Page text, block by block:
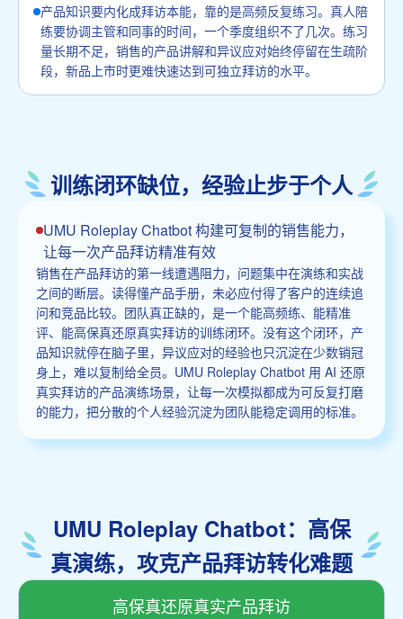
产品知识要内化成拜访本能，靠的是高频反复练习。真人陪
练要协调主管和同事的时间，一个季度组织不了几次。练习
量长期不足，销售的产品讲解和异议应对始终停留在生疏阶
段，新品上市时更难快速达到可独立拜访的水平。
训练闭环缺位，经验止步于个人
UMU Roleplay Chatbot 构建可复制的销售能力，
让每一次产品拜访精准有效
销售在产品拜访的第一线遭遇阻力，问题集中在演练和实战
之间的断层。读得懂产品手册，未必应付得了客户的连续追
问和竞品比较。团队真正缺的，是一个能高频练、能精准
评、能高保真还原真实拜访的训练闭环。没有这个闭环，产
品知识就停在脑子里，异议应对的经验也只沉淀在少数销冠
身上，难以复制给全员。UMU Roleplay Chatbot 用 AI 还原
真实拜访的产品演练场景，让每一次模拟都成为可反复打磨
的能力，把分散的个人经验沉淀为团队能稳定调用的标准。
UMU Roleplay Chatbot：高保
真演练，攻克产品拜访转化难题
高保真还原真实产品拜访